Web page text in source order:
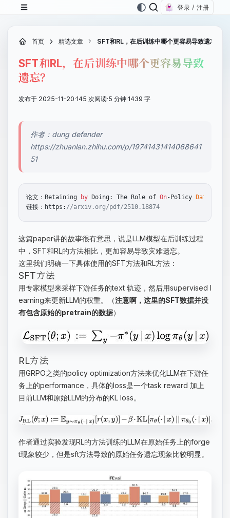
登录 / 注册
首页 精选文章 SFT和RL，在后训练中哪个更容易导致遗忘？
SFT和RL，在后训练中哪个更容易导致
遗忘？
发布于 2025-11-20·145 次阅读·5 分钟·1439 字
作者：dung defender
https://zhuanlan.zhihu.com/p/19741431414068641
51
论文：Retaining by Doing: The Role of On-Policy Data
链接：https: //arxiv.org/pdf/2510.18874
这篇paper讲的故事很有意思，说是LLM模型在后训练过程
中，SFT和RL的方法相比，更加容易导致灾难遗忘。
这里我们明确一下具体使用的SFT方法和RL方法：
SFT方法
用专家模型来采样下游任务的text 轨迹，然后用supervised l
earning来更新LLM的权重。（注意啊，这里的SFT数据并没
有包含原始的pretrain的数据）
RL方法
用GRPO之类的policy optimization方法来优化LLM在下游任
务上的performance，具体的loss是一个task reward 加上
目前LLM和原始LLM的分布的KL loss。
作者通过实验发现RL的方法训练的LLM在原始任务上的forge
t现象较少，但是sft方法导致的原始任务遗忘现象比较明显。